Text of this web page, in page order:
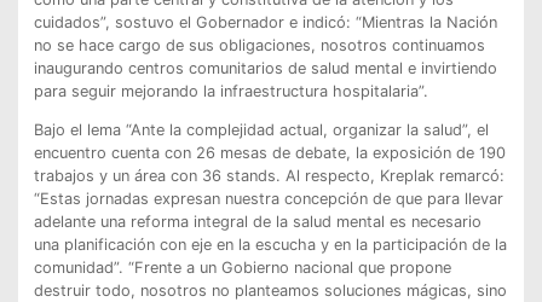
cuidados”, sostuvo el Gobernador e indicó: “Mientras la Nación
no se hace cargo de sus obligaciones, nosotros continuamos
inaugurando centros comunitarios de salud mental e invirtiendo
para seguir mejorando la infraestructura hospitalaria”.
Bajo el lema “Ante la complejidad actual, organizar la salud”, el
encuentro cuenta con 26 mesas de debate, la exposición de 190
trabajos y un área con 36 stands. Al respecto, Kreplak remarcó:
“Estas jornadas expresan nuestra concepción de que para llevar
adelante una reforma integral de la salud mental es necesario
una planificación con eje en la escucha y en la participación de la
comunidad”. “Frente a un Gobierno nacional que propone
destruir todo, nosotros no planteamos soluciones mágicas, sino